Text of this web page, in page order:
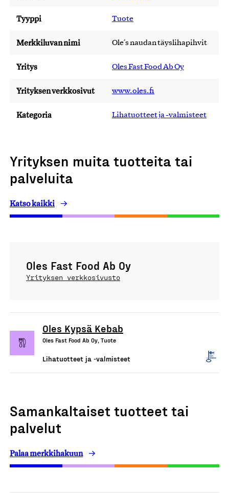
Tyyppi Tuote
Merkkiluvan nimi Ole´s naudan täyslihapihvit
Yritys Oles Fast Food Ab Oy
Yrityksen verkkosivut www.oles.fi
Kategoria Lihatuotteet ja -valmisteet
Yrityksen muita tuotteita tai
palveluita
Katso kaikki
Oles Fast Food Ab Oy
Yrityksen verkkosivusto
Oles Kypsä Kebab
Oles Fast Food Ab Oy, Tuote
Lihatuotteet ja -valmisteet
Samankaltaiset tuotteet tai
palvelut
Palaa merkkihakuun